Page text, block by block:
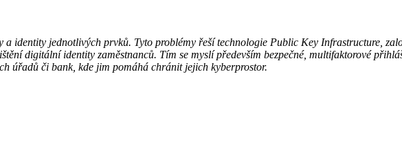
identity jednotlivých prvků. Tyto problémy řeší technologie Public Key Infrastructure,
digitální identity zaměstnanců. Tím se myslí především bezpečné, multifaktorové
úřadů či bank, kde jim pomáhá chránit jejich kyberprostor.